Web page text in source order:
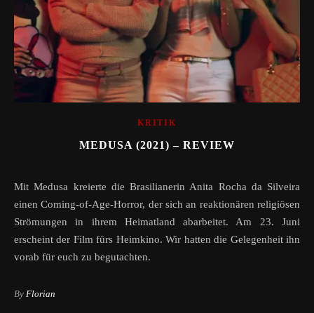
KRITIK
MEDUSA (2021) – REVIEW
Mit Medusa kreierte die Brasilianerin Anita Rocha da Silveira
einen Coming-of-Age-Horror, der sich an reaktionären religiösen
Strömungen in ihrem Heimatland abarbeitet. Am 23. Juni
erscheint der Film fürs Heimkino. Wir hatten die Gelegenheit ihn
vorab für euch zu begutachten.
By Florian